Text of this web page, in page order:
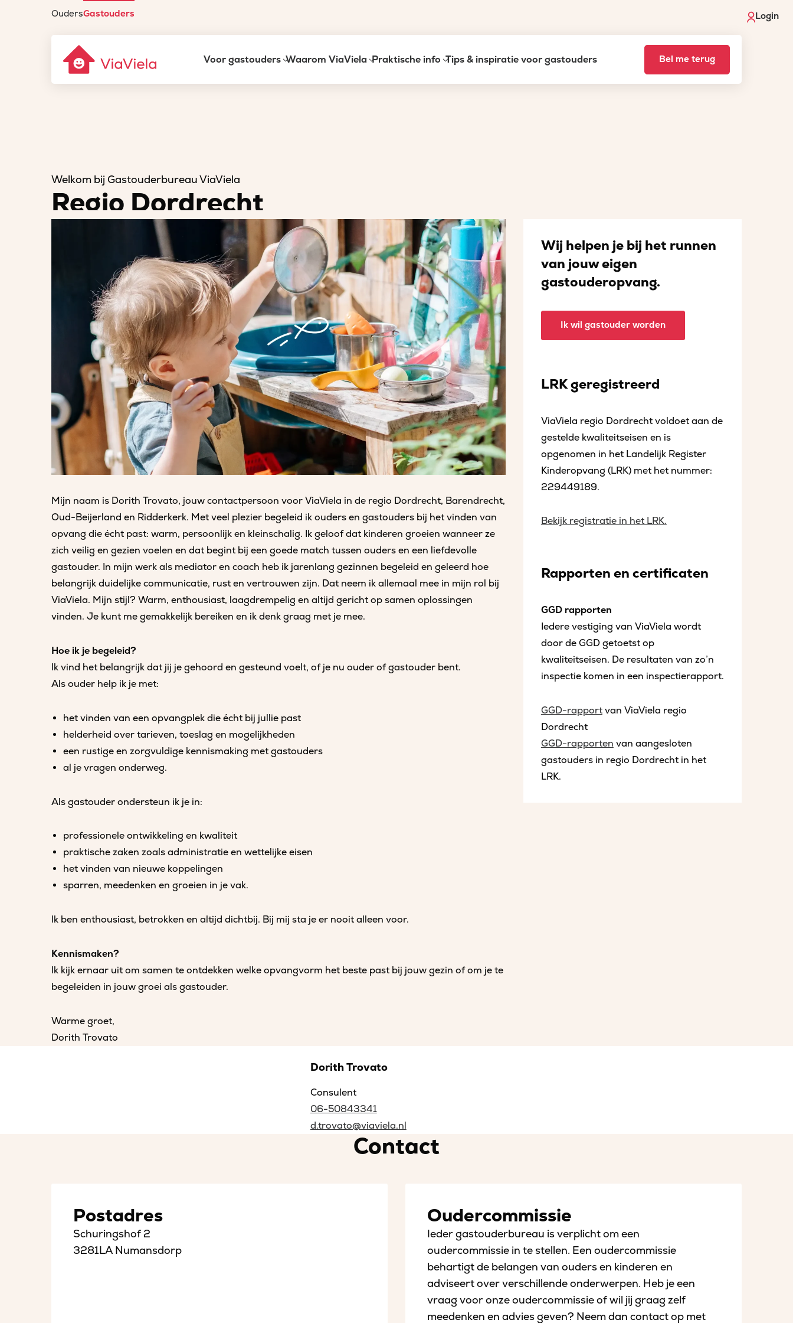
OudersGastouders Login
Gastouderbureau
ViaViela
Voor gastouders Waarom ViaViela Praktische info Tips & inspiratie voor gastouders Bel me terug
Welkom bij Gastouderbureau ViaViela
Regio Dordrecht
Mijn naam is Dorith Trovato, jouw contactpersoon voor ViaViela in de regio Dordrecht, Barendrecht,
Oud-Beijerland en Ridderkerk. Met veel plezier begeleid ik ouders en gastouders bij het vinden van
opvang die écht past: warm, persoonlijk en kleinschalig. Ik geloof dat kinderen groeien wanneer ze
zich veilig en gezien voelen en dat begint bij een goede match tussen ouders en een liefdevolle
gastouder. In mijn werk als mediator en coach heb ik jarenlang gezinnen begeleid en geleerd hoe
belangrijk duidelijke communicatie, rust en vertrouwen zijn. Dat neem ik allemaal mee in mijn rol bij
ViaViela. Mijn stijl? Warm, enthousiast, laagdrempelig en altijd gericht op samen oplossingen
vinden. Je kunt me gemakkelijk bereiken en ik denk graag met je mee.
Hoe ik je begeleid?
Ik vind het belangrijk dat jij je gehoord en gesteund voelt, of je nu ouder of gastouder bent.
Als ouder help ik je met:
het vinden van een opvangplek die écht bij jullie past
helderheid over tarieven, toeslag en mogelijkheden
een rustige en zorgvuldige kennismaking met gastouders
al je vragen onderweg.
Als gastouder ondersteun ik je in:
professionele ontwikkeling en kwaliteit
praktische zaken zoals administratie en wettelijke eisen
het vinden van nieuwe koppelingen
sparren, meedenken en groeien in je vak.
Ik ben enthousiast, betrokken en altijd dichtbij. Bij mij sta je er nooit alleen voor.
Kennismaken?
Ik kijk ernaar uit om samen te ontdekken welke opvangvorm het beste past bij jouw gezin of om je te
begeleiden in jouw groei als gastouder.
Warme groet,
Dorith Trovato
Wij helpen je bij het runnen
van jouw eigen
gastouderopvang.
Ik wil gastouder worden
LRK geregistreerd
ViaViela regio Dordrecht voldoet aan de
gestelde kwaliteitseisen en is
opgenomen in het Landelijk Register
Kinderopvang (LRK) met het nummer:
229449189.
Bekijk registratie in het LRK.
Rapporten en certificaten
GGD rapporten
Iedere vestiging van ViaViela wordt
door de GGD getoetst op
kwaliteitseisen. De resultaten van zo’n
inspectie komen in een inspectierapport.
GGD-rapportvan ViaViela regio
Dordrecht
GGD-rapporten van aangesloten
gastouders in regio Dordrecht in het
LRK.
Dorith Trovato
Consulent
06-50843341
d.trovato@viaviela.nl
Contact
Postadres
Schuringshof 2
3281LA Numansdorp
Oudercommissie
Ieder gastouderbureau is verplicht om een
oudercommissie in te stellen. Een oudercommissie
behartigt de belangen van ouders en kinderen en
adviseert over verschillende onderwerpen. Heb je een
vraag voor onze oudercommissie of wil jij graag zelf
meedenken en advies geven? Neem dan contact op met